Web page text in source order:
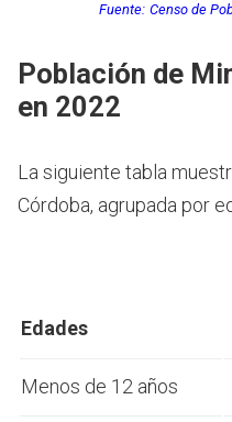
Fuente: Censo de
Población de
en 2022
La siguiente tabla
Córdoba, agrupada por
Edades
Menos de 12 años